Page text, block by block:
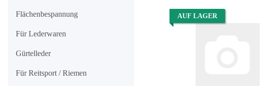
AUF LAGER
Flächenbespannung
Für Lederwaren
Gürtelleder
Für Reitsport / Riemen